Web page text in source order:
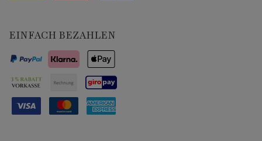
EINFACH BEZAHLEN